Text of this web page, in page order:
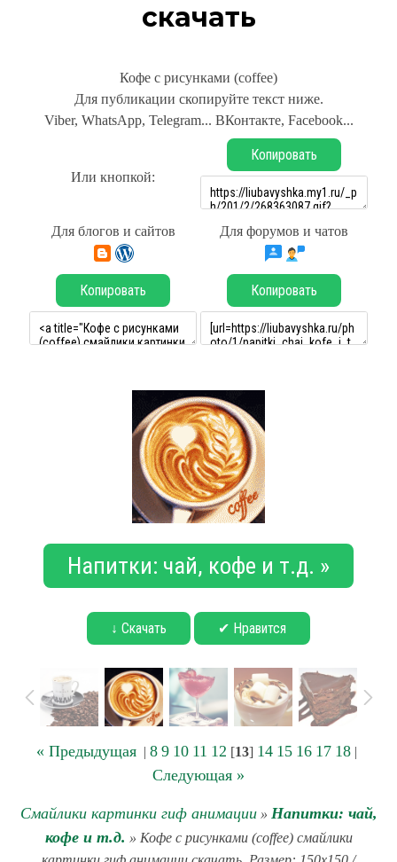
скачать
Кофе с рисунками (coffee)
Для публикации скопируйте текст ниже.
Viber, WhatsApp, Telegram... ВКонтакте, Facebook...
Или кнопкой:
Копировать
Для блогов и сайтов Для форумов и чатов
Копировать Копировать
Напитки: чай, кофе и т.д. »
↓ Скачать ✔ Нравится
« Предыдущая | 8 9 10 11 12 [13] 14 15 16 17 18 |
Следующая »
Смайлики картинки гиф анимации» Напитки: чай,
кофе и т.д. » Кофе с рисунками (coffee) смайлики